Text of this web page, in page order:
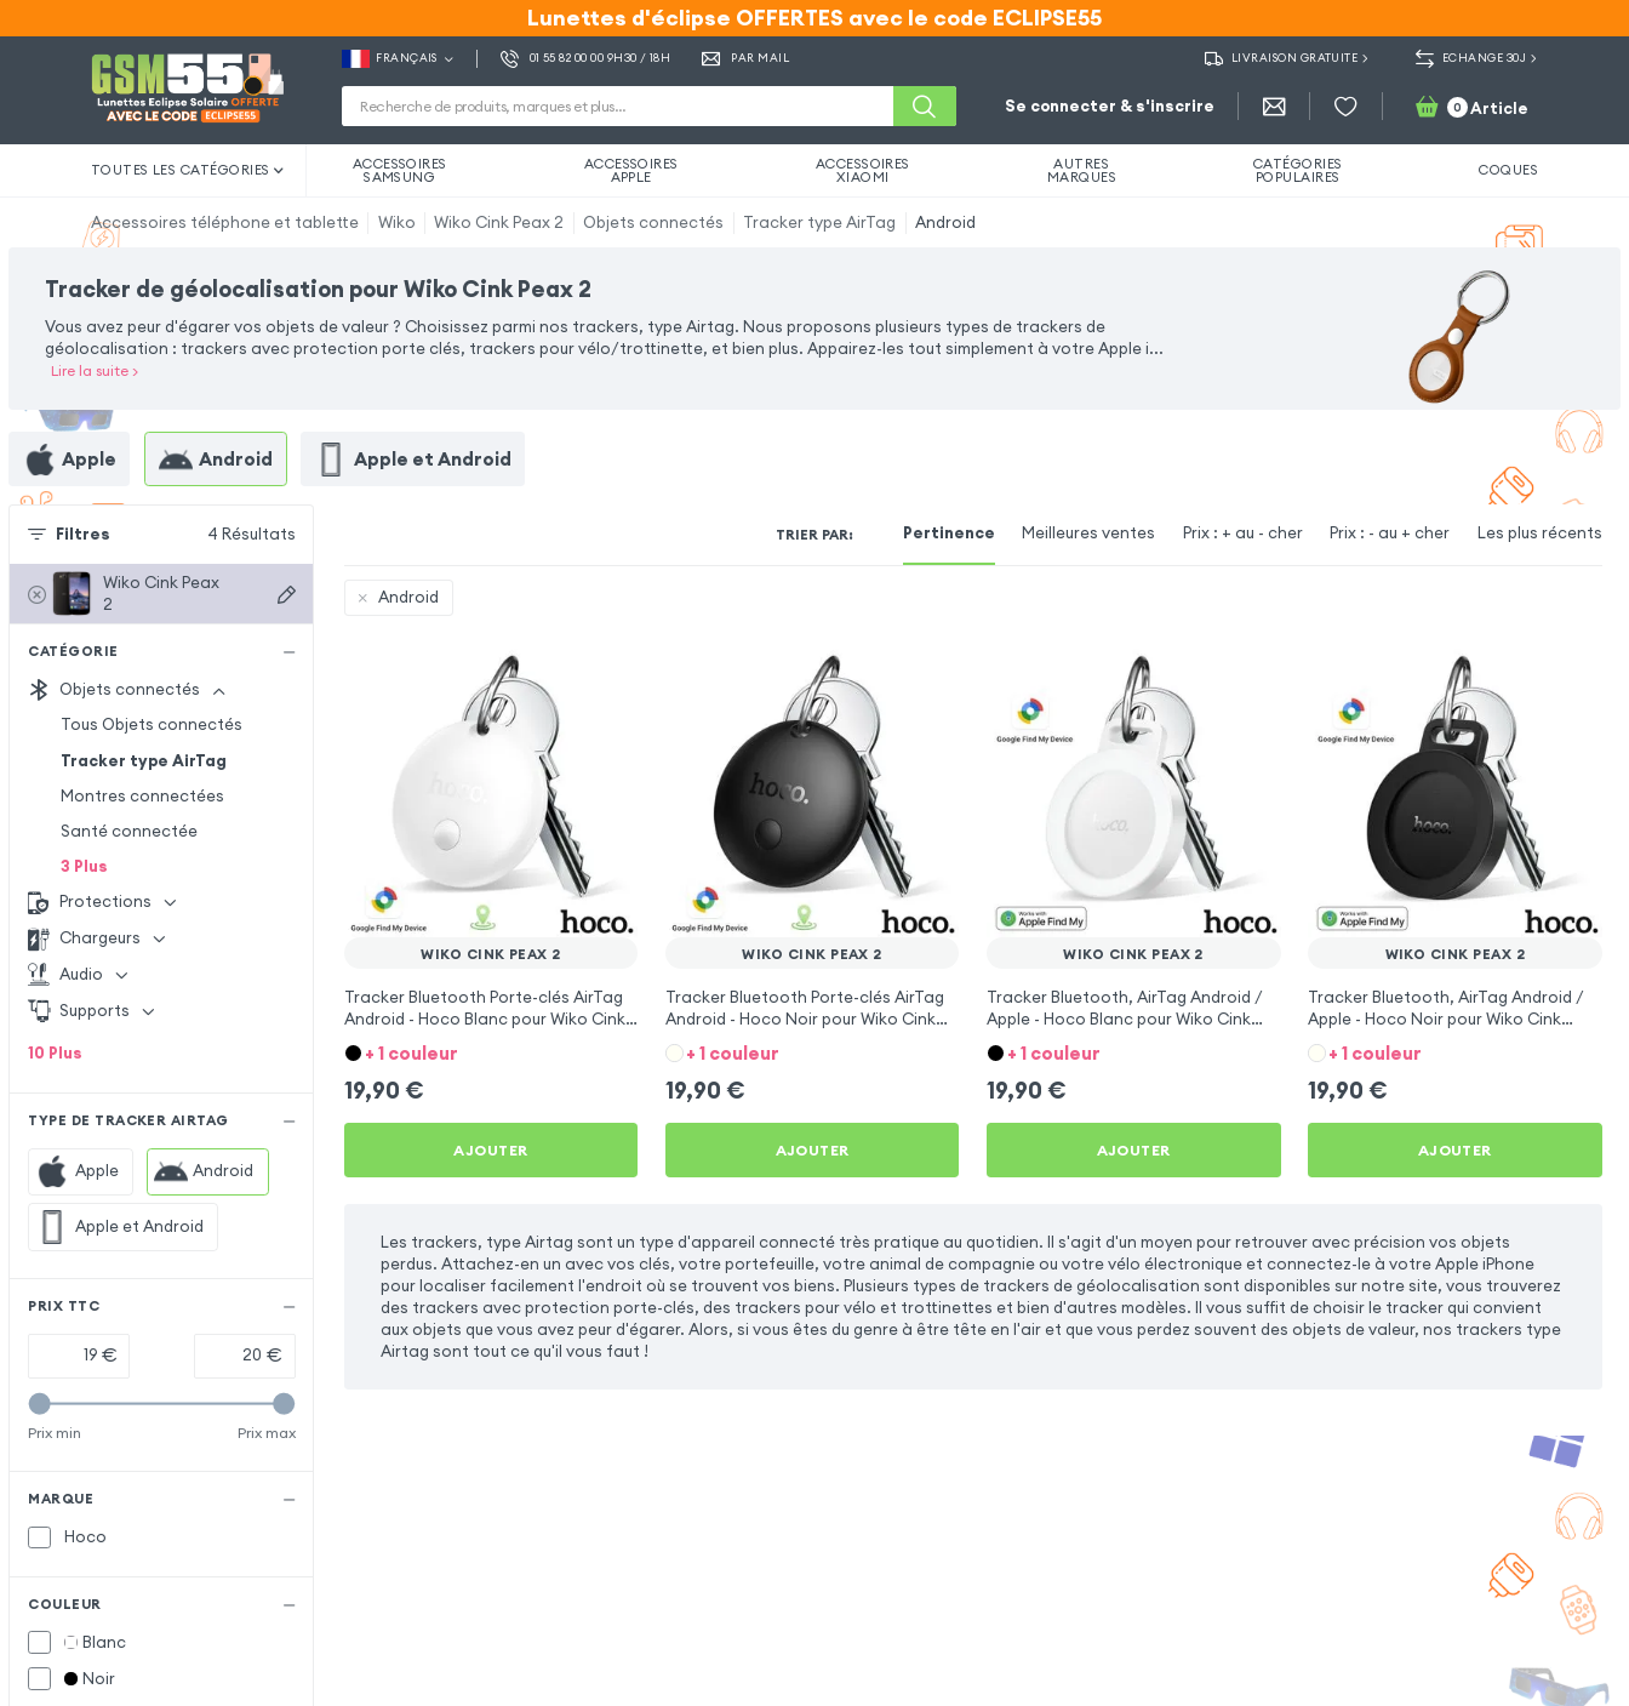
Lunettes d'éclipse OFFERTES avec le code ECLIPSE55
Lunettes d'éclipse OFFERTES avec le code ECLIPSE55
FRANÇAIS 01 55 82 00 00 9H30 / 18H PAR MAIL LIVRAISON GRATUITE ECHANGE 30J
Se connecter & s'inscrire 0 Article
TOUTES LES CATÉGORIES ACCESSOIRES
SAMSUNG
ACCESSOIRES
APPLE
ACCESSOIRES
XIAOMI
AUTRES
MARQUES
CATÉGORIES
POPULAIRES COQUES
Accessoires téléphone et tablette Wiko Wiko Cink Peax 2 Objets connectés Tracker type AirTag Android
Tracker de géolocalisation pour Wiko Cink Peax 2
Vous avez peur d'égarer vos objets de valeur ? Choisissez parmi nos trackers, type Airtag. Nous proposons plusieurs types de trackers de
géolocalisation : trackers avec protection porte clés, trackers pour vélo/trottinette, et bien plus. Appairez-les tout simplement à votre Apple i...
Lire la suite>
Apple Android Apple et Android
Filtres 4 Résultats
Wiko Cink Peax
2
CATÉGORIE
Objets connectés
Tous Objets connectés
Tracker type AirTag
Montres connectées
Santé connectée
3 Plus
Protections
Chargeurs
Audio
Supports
10 Plus
TYPE DE TRACKER AIRTAG
Apple Android
Apple et Android
PRIX TTC
€ €
Prix min Prix max
MARQUE
Hoco
COULEUR
Blanc
Noir
TRIER PAR: Pertinence Meilleures ventes Prix : + au - cher Prix : - au + cher Les plus récents
Android
WIKO CINK PEAX 2
Tracker Bluetooth Porte-clés AirTag
Android - Hoco Blanc pour Wiko Cink
Peax 2
+ 1 couleur
19,90 €
AJOUTER
WIKO CINK PEAX 2
Tracker Bluetooth Porte-clés AirTag
Android - Hoco Noir pour Wiko Cink
Peax 2
+ 1 couleur
19,90 €
AJOUTER
WIKO CINK PEAX 2
Tracker Bluetooth, AirTag Android /
Apple - Hoco Blanc pour Wiko Cink
Peax 2
+ 1 couleur
19,90 €
AJOUTER
WIKO CINK PEAX 2
Tracker Bluetooth, AirTag Android /
Apple - Hoco Noir pour Wiko Cink
Peax 2
+ 1 couleur
19,90 €
AJOUTER
Les trackers, type Airtag sont un type d'appareil connecté très pratique au quotidien. Il s'agit d'un moyen pour retrouver avec précision vos objets
perdus. Attachez-en un avec vos clés, votre portefeuille, votre animal de compagnie ou votre vélo électronique et connectez-le à votre Apple iPhone
pour localiser facilement l'endroit où se trouvent vos biens. Plusieurs types de trackers de géolocalisation sont disponibles sur notre site, vous trouverez
des trackers avec protection porte-clés, des trackers pour vélo et trottinettes et bien d'autres modèles. Il vous suffit de choisir le tracker qui convient
aux objets que vous avez peur d'égarer. Alors, si vous êtes du genre à être tête en l'air et que vous perdez souvent des objets de valeur, nos trackers type
Airtag sont tout ce qu'il vous faut !